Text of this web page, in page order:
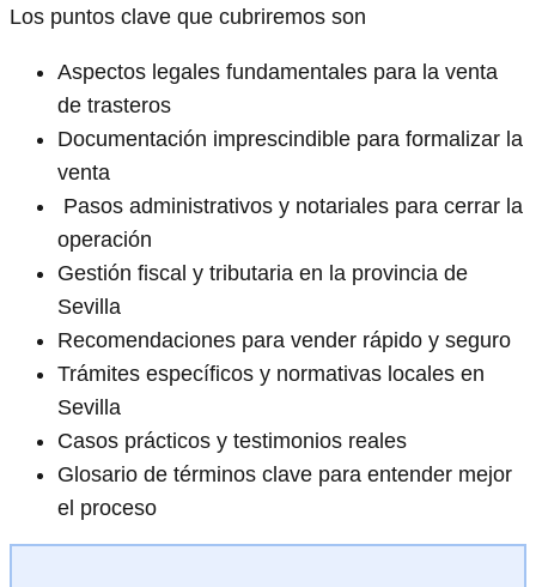
Los puntos clave que cubriremos son
Aspectos legales fundamentales para la venta
de trasteros
Documentación imprescindible para formalizar la
venta
️ Pasos administrativos y notariales para cerrar la
operación
Gestión fiscal y tributaria en la provincia de
Sevilla
Recomendaciones para vender rápido y seguro
Trámites específicos y normativas locales en
Sevilla
Casos prácticos y testimonios reales
Glosario de términos clave para entender mejor
el proceso